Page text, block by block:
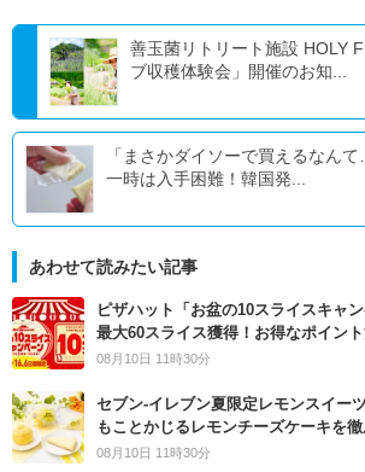
善玉菌リトリート施設 HOLY
ブ収穫体験会」開催のお知...
「まさかダイソーで買えるなん
一時は入手困難！韓国発...
あわせて読みたい記事
ピザハット「お盆の10スライスキャ
最大60スライス獲得！お得なポイン
08月10日 11時30分
セブン‐イレブン夏限定レモンスイー
もことかじるレモンチーズケーキを
08月10日 11時30分